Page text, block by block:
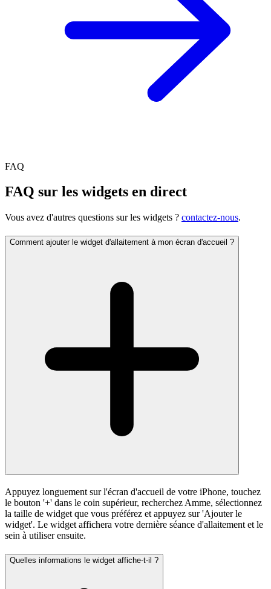
FAQ
FAQ sur les widgets en direct
Vous avez d'autres questions sur les widgets ? contactez-nous.
Comment ajouter le widget d'allaitement à mon écran d'accueil ?
Appuyez longuement sur l'écran d'accueil de votre iPhone, touchez
le bouton '+' dans le coin supérieur, recherchez Amme, sélectionnez
la taille de widget que vous préférez et appuyez sur 'Ajouter le
widget'. Le widget affichera votre dernière séance d'allaitement et le
sein à utiliser ensuite.
Quelles informations le widget affiche-t-il ?